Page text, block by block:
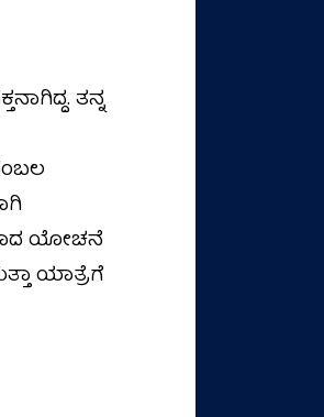
ತನ್ನ
ಯೋಚನೆ
ಯಾತ್ರೆಗೆ